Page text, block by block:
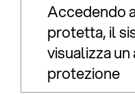
Accedendo
protetta, il
visualizza un
protezione